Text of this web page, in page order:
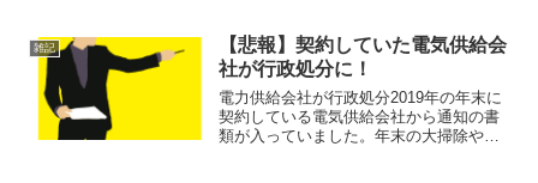
の理由について掘り下げて行きます。
Amaz...
雑記
【悲報】契約していた電気供給会
社が行政処分に！
電力供給会社が行政処分2019年の年末に
契約している電気供給会社から通知の書
類が入っていました。年末の大掃除やら